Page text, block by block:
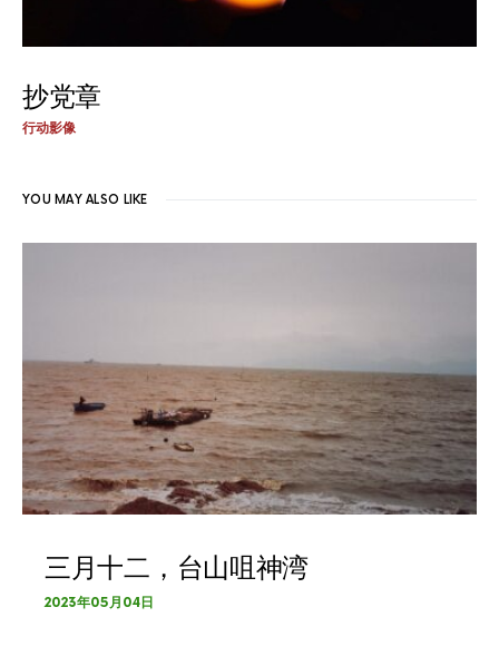
抄党章
行动影像
YOU MAY ALSO LIKE
三月十二，台山咀神湾
2023年05月04日